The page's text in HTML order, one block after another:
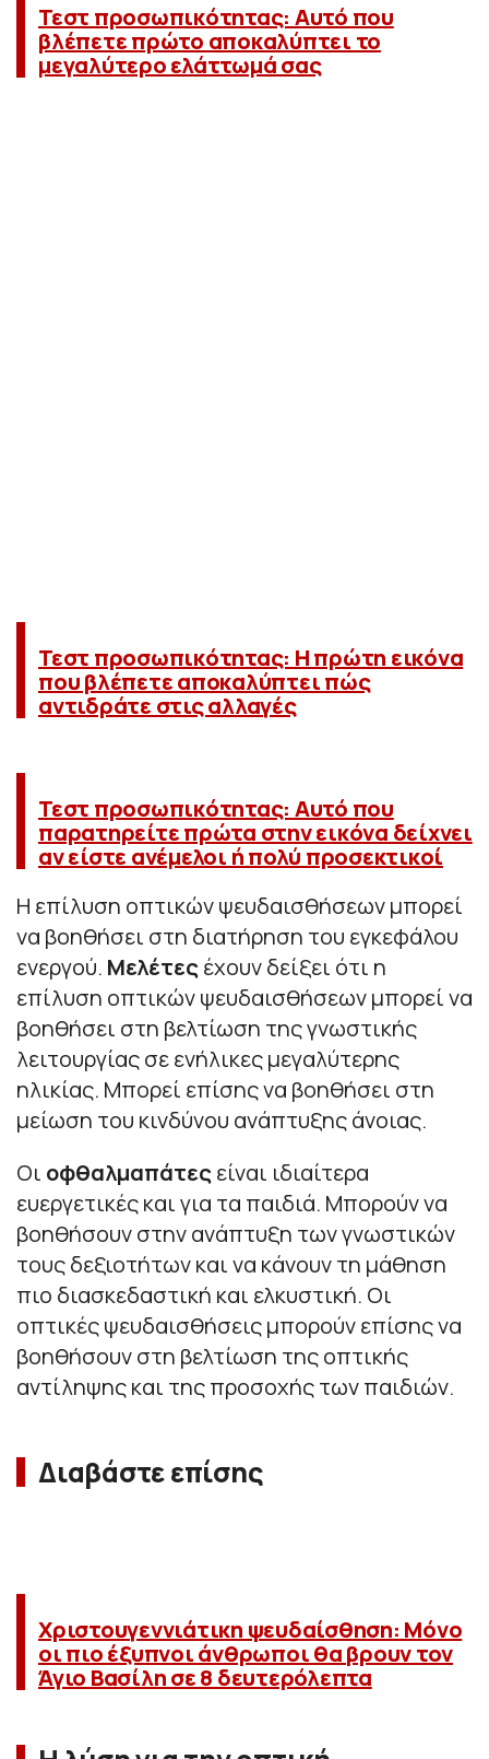
Τεστ προσωπικότητας: Αυτό που
βλέπετε πρώτο αποκαλύπτει το
μεγαλύτερο ελάττωμά σας
Τεστ προσωπικότητας: Η πρώτη εικόνα
που βλέπετε αποκαλύπτει πώς
αντιδράτε στις αλλαγές
Τεστ προσωπικότητας: Αυτό που
παρατηρείτε πρώτα στην εικόνα δείχνει
αν είστε ανέμελοι ή πολύ προσεκτικοί
Η επίλυση οπτικών ψευδαισθήσεων μπορεί
να βοηθήσει στη διατήρηση του εγκεφάλου
ενεργού. Μελέτεςέχουν δείξει ότι η
επίλυση οπτικών ψευδαισθήσεων μπορεί να
βοηθήσει στη βελτίωση της γνωστικής
λειτουργίας σε ενήλικες μεγαλύτερης
ηλικίας. Μπορεί επίσης να βοηθήσει στη
μείωση του κινδύνου ανάπτυξης άνοιας.
Οι οφθαλμαπάτεςείναι ιδιαίτερα
ευεργετικές και για τα παιδιά. Μπορούν να
βοηθήσουν στην ανάπτυξη των γνωστικών
τους δεξιοτήτων και να κάνουν τη μάθηση
πιο διασκεδαστική και ελκυστική. Οι
οπτικές ψευδαισθήσεις μπορούν επίσης να
βοηθήσουν στη βελτίωση της οπτικής
αντίληψης και της προσοχής των παιδιών.
Διαβάστε επίσης
Χριστουγεννιάτικη ψευδαίσθηση: Μόνο
οι πιο έξυπνοι άνθρωποι θα βρουν τον
Άγιο Βασίλη σε 8 δευτερόλεπτα